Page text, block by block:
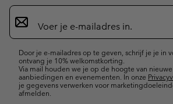
Aanmelden
voor
e-
Door je e-mailadres op te geven, schrijf je je in
ontvang je 10% welkomstkorting.
Via mail houden we je op de hoogte van nieuwe
aanbiedingen en evenementen. In onze
je gegevens verwerken voor
afmelden.